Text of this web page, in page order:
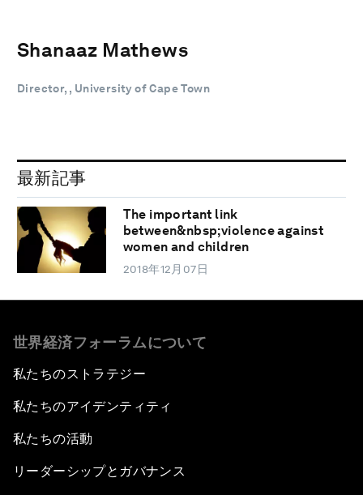
Shanaaz Mathews
Director, , University of Cape Town
最新記事
The important link
between&nbsp;violence against
women and children
2018年12月07日
世界経済フォーラムについて
私たちのストラテジー
私たちのアイデンティティ
私たちの活動
リーダーシップとガバナンス